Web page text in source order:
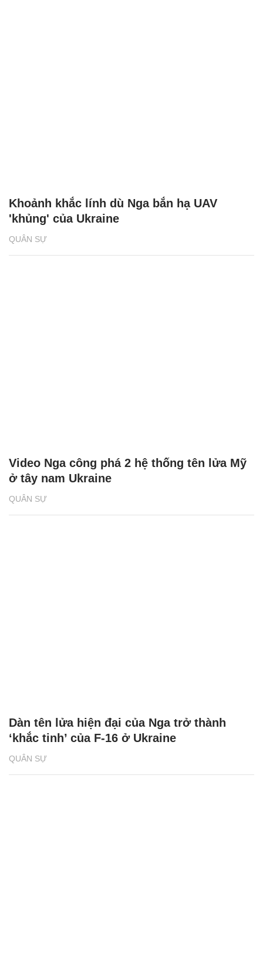
QUÂN SỰ
Khoảnh khắc lính dù Nga bắn hạ UAV
'khủng' của Ukraine
QUÂN SỰ
Video Nga công phá 2 hệ thống tên lửa Mỹ
ở tây nam Ukraine
QUÂN SỰ
Dàn tên lửa hiện đại của Nga trở thành
‘khắc tinh’ của F-16 ở Ukraine